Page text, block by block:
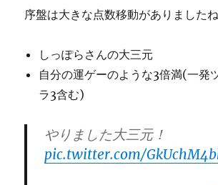
序盤は大きな点数移動がありましたね
しっぽらさんの大三元
自分の運ゲーのような3倍満(一発
ラ3含む)
やりました大三元！
pic.twitter.com/